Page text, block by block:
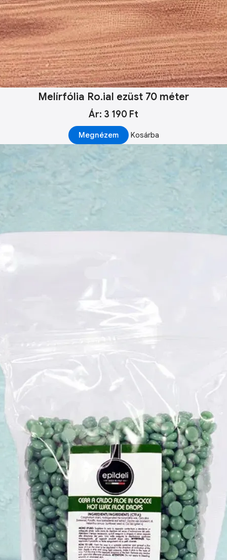
Melírfólia Ro.ial ezüst 70 méter
Ár: 3 190 Ft
Megnézem Kosárba